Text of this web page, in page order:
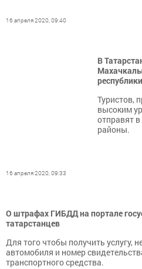
16 апреля 2020, 09:40
В
республики
Туристов,
высоким
отправят
районы.
16 апреля 2020, 09:33
О штрафах ГИБДД на портале
татарстанцев
Для того чтобы получить услугу,
автомобиля и номер
транспортного средства.